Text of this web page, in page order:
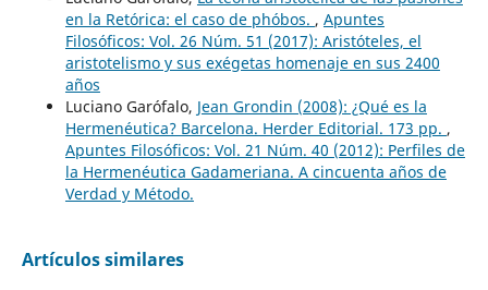
en la Retórica: el caso de phóbos. , Apuntes
Filosóficos: Vol. 26 Núm. 51 (2017): Aristóteles, el
aristotelismo y sus exégetas homenaje en sus 2400
años
Luciano Garófalo, Jean Grondin (2008): ¿Qué es la
Hermenéutica? Barcelona. Herder Editorial. 173 pp. ,
Apuntes Filosóficos: Vol. 21 Núm. 40 (2012): Perfiles de
la Hermenéutica Gadameriana. A cincuenta años de
Verdad y Método.
Artículos similares